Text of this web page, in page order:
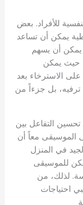
للأفراد. بعض
يمكن أن تساعد
يمكن أن يسهم
حيث يمكن
الاسترخاء بعد
بل جزءاً من
التفاعل بين
الموسيقى معاً أن
في المنزل
للموسيقى
لذلك، من
احتياجات